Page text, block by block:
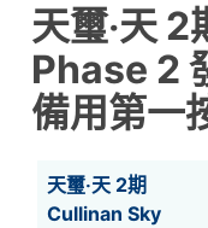
天璽‧天
Phase 2
備用第一
天璽‧天 2期
Cullinan Sky